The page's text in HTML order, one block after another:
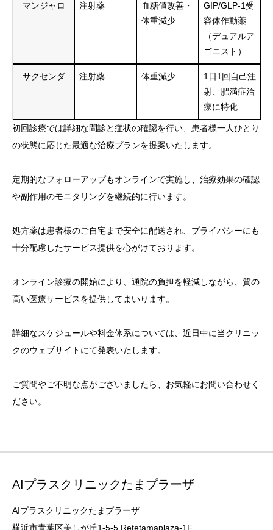
マンジャロ 注射薬
血糖値改善・
体重減少
GIP/GLP-1受
容体作動薬
（デュアルア
ゴニスト）
サクセンダ 注射薬 体重減少
1日1回自己注
射、肥満症治
療に特化
初回診療では詳細な問診と症状の確認を行い、患者様一人ひとり
の状態に応じた最適な治療プランを提案いたします。
定期的なフォローアップもオンラインで実施し、治療効果の確認
や副作用のモニタリングを継続的に行います。
処方薬は患者様のご自宅まで安全に配送され、プライバシーにも
十分配慮したサービス提供を心がけております。
オンライン診療の開始により、通院の負担を軽減しながら、質の
高い医療サービスを提供してまいります。
詳細なスケジュールや料金体系については、近日中に当クリニッ
クのウェブサイトにて発表いたします。
ご質問やご不明な点がございましたら、お気軽にお問い合わせく
ださい。
AIプラスクリニックたまプラーザ
AIプラスクリニックたまプラーザ
横浜市青葉区美しが丘1-5-5 Retetamaplaza-1F